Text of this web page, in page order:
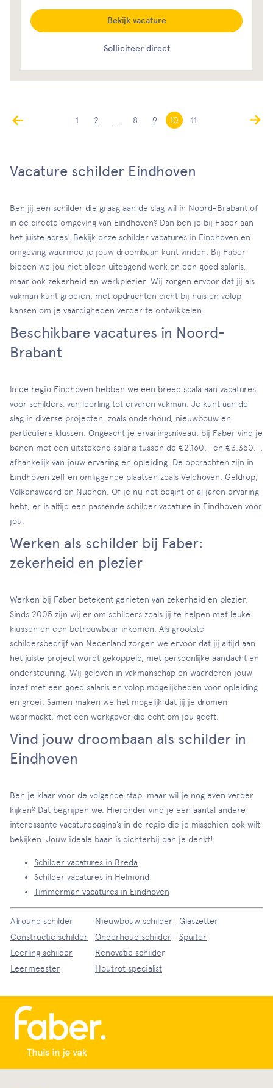
Solliciteer direct
Bekijk vacature
1 2 8 9 10 11
Vacature schilder Eindhoven
Ben jij een schilder die graag aan de slag wil in Noord-Brabant of
in de directe omgeving van Eindhoven? Dan ben je bij Faber aan
het juiste adres! Bekijk onze schilder vacatures in Eindhoven en
omgeving waarmee je jouw droombaan kunt vinden. Bij Faber
bieden we jou niet alleen uitdagend werk en een goed salaris,
maar ook zekerheid en werkplezier. Wij zorgen ervoor dat jij als
vakman kunt groeien, met opdrachten dicht bij huis en volop
kansen om je vaardigheden verder te ontwikkelen.
Beschikbare vacatures in Noord-
Brabant
In de regio Eindhoven hebben we een breed scala aan vacatures
voor schilders, van leerling tot ervaren vakman. Je kunt aan de
slag in diverse projecten, zoals onderhoud, nieuwbouw en
particuliere klussen. Ongeacht je ervaringsniveau, bij Faber vind je
banen met een uitstekend salaris tussen de €2.160,- en €3.350,-,
afhankelijk van jouw ervaring en opleiding. De opdrachten zijn in
Eindhoven zelf en omliggende plaatsen zoals Veldhoven, Geldrop,
Valkenswaard en Nuenen. Of je nu net begint of al jaren ervaring
hebt, er is altijd een passende schilder vacature in Eindhoven voor
jou.
Werken als schilder bij Faber:
zekerheid en plezier
Werken bij Faber betekent genieten van zekerheid en plezier.
Sinds 2005 zijn wij er om schilders zoals jij te helpen met leuke
klussen en een betrouwbaar inkomen. Als grootste
schildersbedrijf van Nederland zorgen we ervoor dat jij altijd aan
het juiste project wordt gekoppeld, met persoonlijke aandacht en
ondersteuning. Wij geloven in vakmanschap en waarderen jouw
inzet met een goed salaris en volop mogelijkheden voor opleiding
en groei. Samen maken we het mogelijk dat jij je dromen
waarmaakt, met een werkgever die echt om jou geeft.
Vind jouw droombaan als schilder in
Eindhoven
Ben je klaar voor de volgende stap, maar wil je nog even verder
kijken? Dat begrijpen we. Hieronder vind je een aantal andere
interessante vacaturepagina’s in de regio die je misschien ook wilt
bekijken. Jouw ideale baan is dichterbij dan je denkt!
Schilder vacatures in Breda
Schilder vacatures in Helmond
Timmerman vacatures in Eindhoven
Allround schilder Nieuwbouw schilder
Glaszetter
Constructie schilder
Onderhoud schilder
Spuiter
Leerling schilder
Renovatie schilder
Leermeester
Houtrot specialist